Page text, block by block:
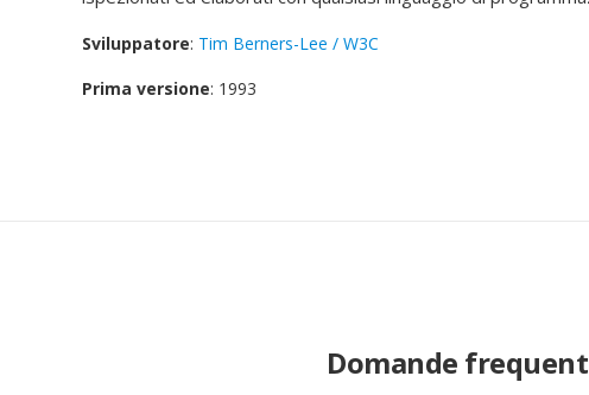
Sviluppatore: Tim Berners-Lee / W3C
Prima versione: 1993
Domande